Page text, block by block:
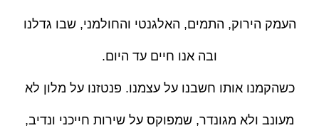
העמק הירוק, התמים, האלגנטי והחולמני, שבו גדלנו
ובה אנו חיים עד היום.
כשהקמנו אותו חשבנו על עצמנו. פנטזנו על מלון לא
מעונב ולא מגונדר, שמפוקס על שירות חייכני ונדיב,